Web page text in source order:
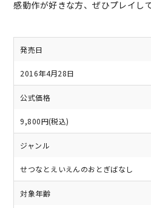
感動作が好きな方、ぜひプレイし
発売日
2016年4月28日
公式価格
9,800円(税込)
ジャンル
せつなとえいえんのおとぎばなし
対象年齢